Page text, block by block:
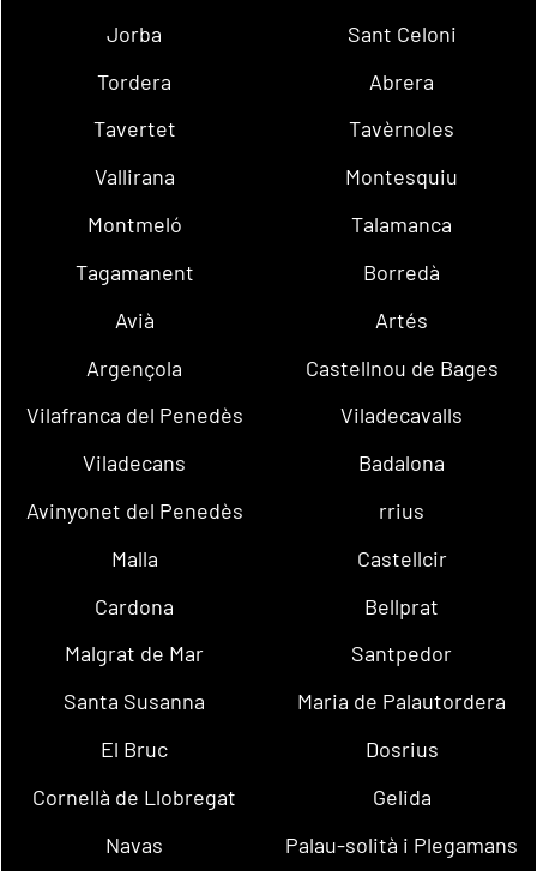
Jorba
Sant Celoni
Tordera
Abrera
Tavertet
Tavèrnoles
Vallirana
Montesquiu
Montmeló
Talamanca
Tagamanent
Borredà
Avià
Artés
Argençola
Castellnou de Bages
Vilafranca del Penedès
Viladecavalls
Viladecans
Badalona
Avinyonet del Penedès
rrius
Malla
Castellcir
Cardona
Bellprat
Malgrat de Mar
Santpedor
Santa Susanna
Maria de Palautordera
El Bruc
Dosrius
Cornellà de Llobregat
Gelida
Navas
Palau-solità i Plegamans